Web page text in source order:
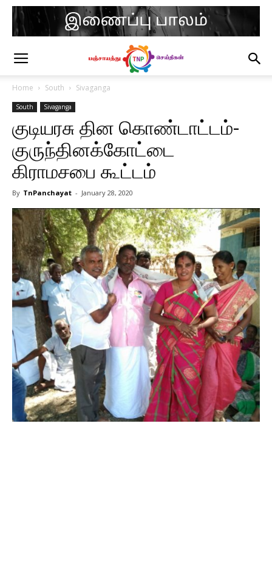
Home South Sivaganga
South Sivaganga
குடியரசு தின கொண்டாட்டம்-
குருந்தினக்கோட்டை
கிராமசபை கூட்டம்
By TnPanchayat - January 28, 2020